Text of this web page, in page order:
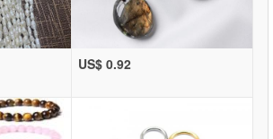
US$ 0.92